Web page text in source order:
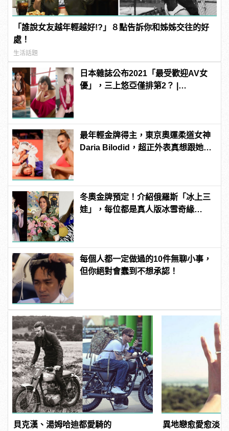
「誰說女友越年輕越好!?」８點告訴你和姊姊交往的好
處！
生活話題
日本雜誌公布2021「最受歡迎AV女
優」，三上悠亞僅排第2？ |
最年輕金牌得主，東京奧運柔道女神
Daria Bilodid，超正外表真想跟她對
冬奧金牌預定！介紹俄羅斯「冰上三
娃」，每位都是真人版冰雪奇緣
每個人都一定做過的10件無聊小事，
但你絕對會蠢到不想承認！
貝克漢、湯姆哈迪都愛騎的
異地戀愈愛愈淡